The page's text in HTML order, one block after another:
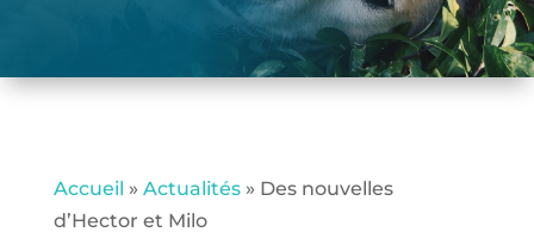
Accueil » Actualités» Des nouvelles
d’Hector et Milo